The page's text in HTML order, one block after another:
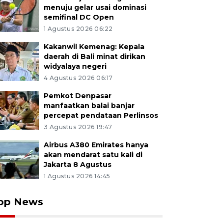
menuju gelar usai dominasi
semifinal DC Open
1 Agustus 2026 06:22
Kakanwil Kemenag: Kepala
daerah di Bali minat dirikan
widyalaya negeri
4 Agustus 2026 06:17
Pemkot Denpasar
manfaatkan balai banjar
percepat pendataan Perlinsos
3 Agustus 2026 19:47
Airbus A380 Emirates hanya
akan mendarat satu kali di
Jakarta 8 Agustus
1 Agustus 2026 14:45
News